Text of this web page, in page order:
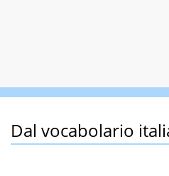
Dal vocabolario